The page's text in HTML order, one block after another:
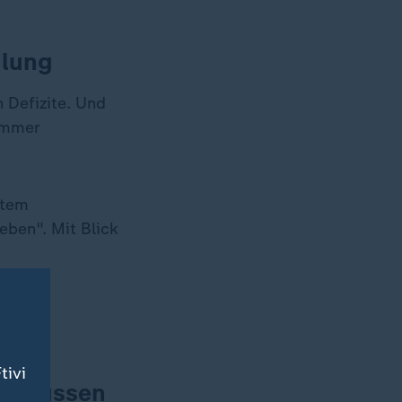
Defizite. Und
Mit Blick
müssen